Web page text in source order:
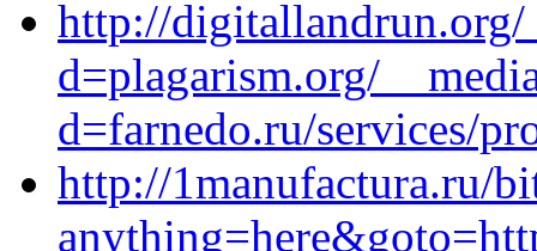
http://digitallandrun.org/
d=plagarism.org/
d=farnedo.ru/services/
http://1manufactura.ru/